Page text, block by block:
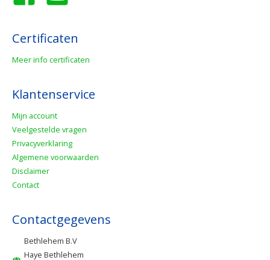
Certificaten
Meer info certificaten
Klantenservice
Mijn account
Veelgestelde vragen
Privacyverklaring
Algemene voorwaarden
Disclaimer
Contact
Contactgegevens
Bethlehem B.V
Haye Bethlehem